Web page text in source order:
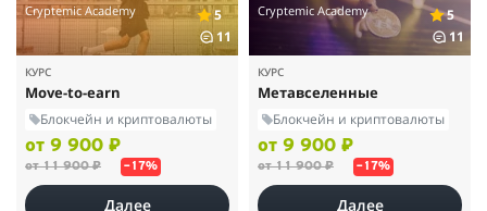
Cryptemic Academy
5
11
КУРС
Move-to-earn
Блокчейн и криптовалюты
от 9 900 ₽
от 11 900 ₽ –17%
Далее
Cryptemic Academy
5
11
КУРС
Метавселенные
Блокчейн и криптовалюты
от 9 900 ₽
от 11 900 ₽ –17%
Далее